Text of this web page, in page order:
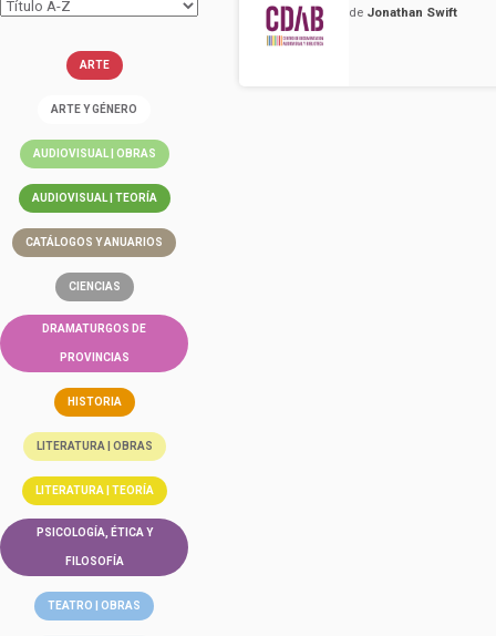
ARTE
ARTE Y GÉNERO
AUDIOVISUAL | OBRAS
AUDIOVISUAL | TEORÍA
CATÁLOGOS Y ANUARIOS
CIENCIAS
DRAMATURGOS DE
PROVINCIAS
HISTORIA
LITERATURA | OBRAS
LITERATURA | TEORÍA
PSICOLOGÍA, ÉTICA Y
FILOSOFÍA
TEATRO | OBRAS
de Jonathan Swift